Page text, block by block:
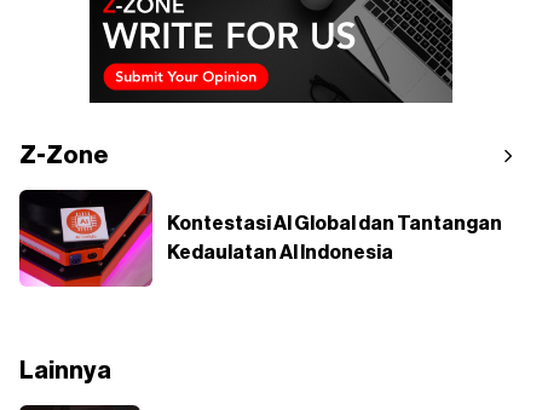
Z-Zone
Kontestasi AI Global dan Tantangan
Kedaulatan AI Indonesia
Lainnya